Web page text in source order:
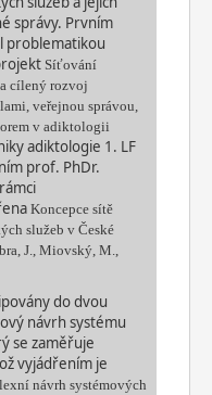
správy. Prvním
problematikou
Síťování
cílený rozvoj
veřejnou správou,
v adiktologii
adiktologie 1. LF
prof. PhDr.
Koncepce sítě
služeb v České
J., Miovský, M.,
do dvou
návrh systému
se zaměřuje
vyjádřením je
návrh systémových